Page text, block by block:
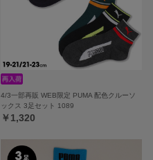
4/3一部再販 WEB限定 PUMA 配色クルーソ
ックス 3足セット 1089
￥1,320